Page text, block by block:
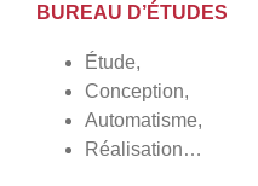
BUREAU D’ÉTUDES
Étude,
Conception,
Automatisme,
Réalisation…